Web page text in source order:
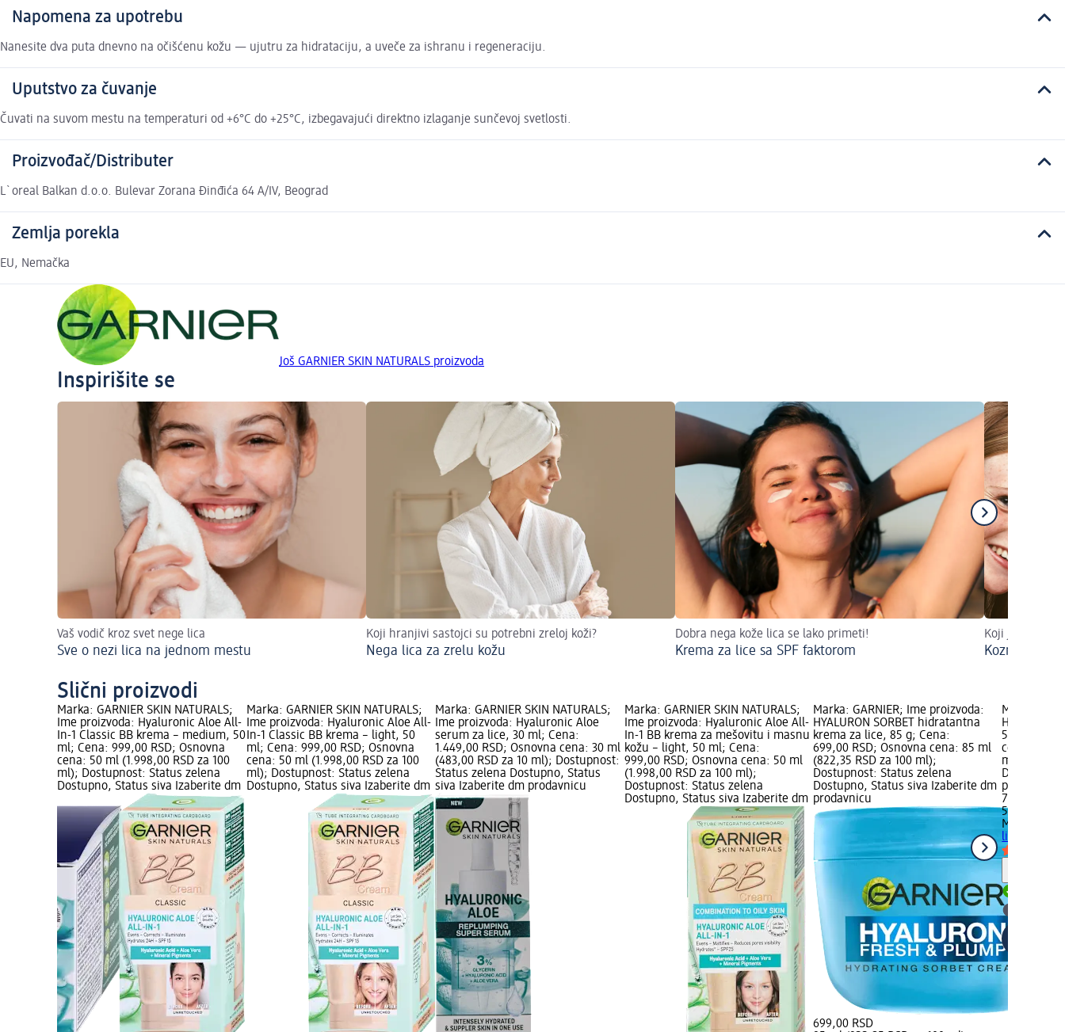
Napomena za upotrebu
Nanesite dva puta dnevno na očišćenu kožu — ujutru za hidrataciju, a uveče za ishranu i regeneraciju.
Uputstvo za čuvanje
Čuvati na suvom mestu na temperaturi od +6°C do +25°C, izbegavajući direktno izlaganje sunčevoj svetlosti.
Proizvođač/Distributer
L`oreal Balkan d.o.o. Bulevar Zorana Đinđića 64 A/IV, Beograd
Zemlja porekla
EU, Nemačka
Još GARNIER SKIN NATURALS proizvoda
Inspirišite se
Vaš vodič kroz svet nege lica
Sve o nezi lica na jednom mestu
Koji hranjivi sastojci su potrebni zreloj koži?
Nega lica za zrelu kožu
Dobra nega kože lica se lako primeti!
Krema za lice sa SPF faktorom
Koji je vaš tip
Kozmetika
Slični proizvodi
Marka: GARNIER SKIN NATURALS;
Ime proizvoda: Hyaluronic Aloe All-
In-1 Classic BB krema – medium, 50
ml; Cena: 999,00 RSD; Osnovna
cena: 50 ml (1.998,00 RSD za 100
ml); Dostupnost: Status zelena
Dostupno, Status siva Izaberite dm
Marka: GARNIER SKIN NATURALS;
Ime proizvoda: Hyaluronic Aloe All-
In-1 Classic BB krema – light, 50
ml; Cena: 999,00 RSD; Osnovna
cena: 50 ml (1.998,00 RSD za 100
ml); Dostupnost: Status zelena
Dostupno, Status siva Izaberite dm
Marka: GARNIER SKIN NATURALS;
Ime proizvoda: Hyaluronic Aloe
serum za lice, 30 ml; Cena:
1.449,00 RSD; Osnovna cena: 30 ml
(483,00 RSD za 10 ml); Dostupnost:
Status zelena Dostupno, Status
siva Izaberite dm prodavnicu
Marka: GARNIER SKIN NATURALS;
Ime proizvoda: Hyaluronic Aloe All-
In-1 BB krema za mešovitu i masnu
kožu – light, 50 ml; Cena:
999,00 RSD; Osnovna cena: 50 ml
(1.998,00 RSD za 100 ml);
Dostupnost: Status zelena
Dostupno, Status siva Izaberite dm
Marka: GARNIER; Ime proizvoda:
HYALURON SORBET hidratantna
krema za lice, 85 g; Cena:
699,00 RSD; Osnovna cena: 85 ml
(822,35 RSD za 100 ml);
Dostupnost: Status zelena
Dostupno, Status siva Izaberite dm
prodavnicu
699,00 RSD
Marka:
50 ml;
cena: 50 ml
ml);
Dostupno,
prodavnicu
799,00 RSD
50 ml
Mixa
lice, 50 ml